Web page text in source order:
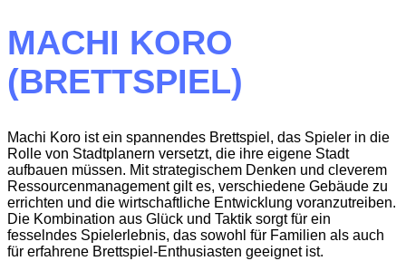
MACHI KORO
(BRETTSPIEL)
Machi Koro ist ein spannendes Brettspiel, das Spieler in die
Rolle von Stadtplanern versetzt, die ihre eigene Stadt
aufbauen müssen. Mit strategischem Denken und cleverem
Ressourcenmanagement gilt es, verschiedene Gebäude zu
errichten und die wirtschaftliche Entwicklung voranzutreiben.
Die Kombination aus Glück und Taktik sorgt für ein
fesselndes Spielerlebnis, das sowohl für Familien als auch
für erfahrene Brettspiel-Enthusiasten geeignet ist.